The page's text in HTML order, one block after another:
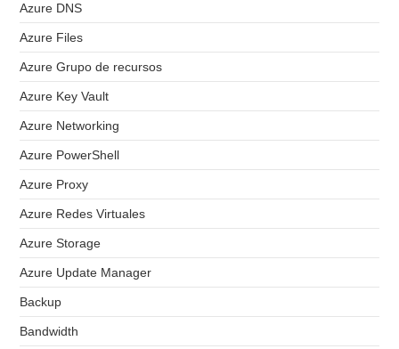
Azure DNS
Azure Files
Azure Grupo de recursos
Azure Key Vault
Azure Networking
Azure PowerShell
Azure Proxy
Azure Redes Virtuales
Azure Storage
Azure Update Manager
Backup
Bandwidth